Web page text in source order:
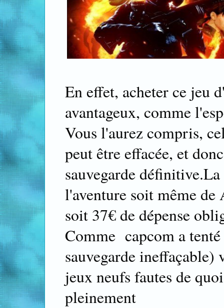
En effet, acheter ce jeu
avantageux, comme
Vous l'aurez compris,
peut être effacée, et
sauvegarde
l'aventure soit même de
soit 37€ de dépense
Comme capcom a
sauvegarde ineffaçable)
jeux neufs fautes de
pleinement